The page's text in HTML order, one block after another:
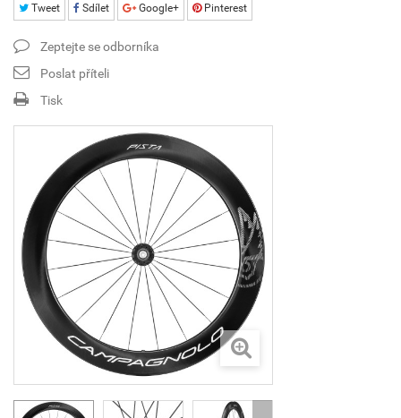
Tweet Sdílet Google+ Pinterest
Zeptejte se odborníka
Poslat příteli
Tisk